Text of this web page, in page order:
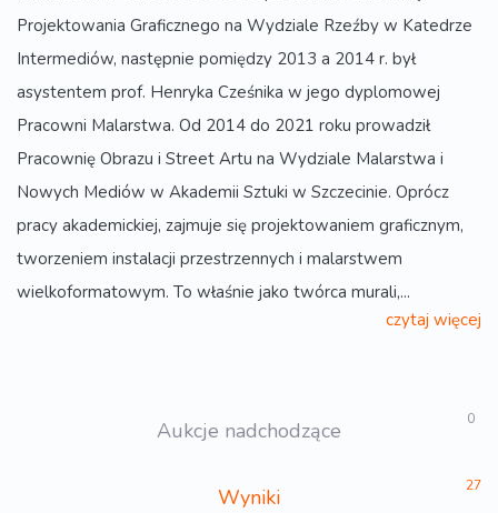
Projektowania Graficznego na Wydziale Rzeźby w Katedrze
Intermediów, następnie pomiędzy 2013 a 2014 r. był
asystentem prof. Henryka Cześnika w jego dyplomowej
Pracowni Malarstwa. Od 2014 do 2021 roku prowadził
Pracownię Obrazu i Street Artu na Wydziale Malarstwa i
Nowych Mediów w Akademii Sztuki w Szczecinie. Oprócz
pracy akademickiej, zajmuje się projektowaniem graficznym,
tworzeniem instalacji przestrzennych i malarstwem
wielkoformatowym. To właśnie jako twórca murali,...
czytaj więcej
Aukcje nadchodzące 0
Wyniki 27